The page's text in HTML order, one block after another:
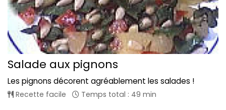
Salade aux pignons
Les pignons décorent agréablement les salades !
Recette facile Temps total : 49 min